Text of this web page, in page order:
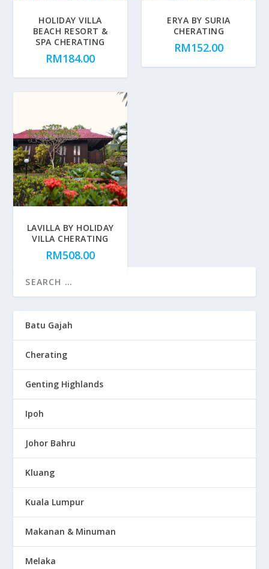
HOLIDAY VILLA
BEACH RESORT &
SPA CHERATING
RM184.00
ERYA BY SURIA
CHERATING
RM152.00
LAVILLA BY HOLIDAY
VILLA CHERATING
RM508.00
Batu Gajah
Cherating
Genting Highlands
Ipoh
Johor Bahru
Kluang
Kuala Lumpur
Makanan & Minuman
Melaka